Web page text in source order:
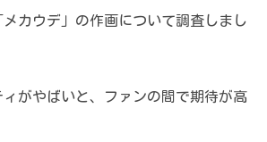
カウデ」の作画について調査しまし
がやばいと、ファンの間で期待が高